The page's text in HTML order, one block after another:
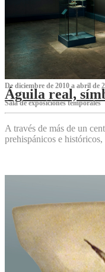
De diciembre de 2010 a abril de
Águila real,
Sala de exposiciones temporales
A través de más de un
prehispánicos e